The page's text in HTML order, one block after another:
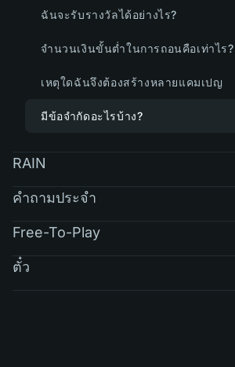
ฉันจะรับรางวัลได้อย่างไร?
จำนวนเงินขั้นต่ำในการถอนคือเท่าไร?
เหตุใดฉันจึงต้องสร้างหลายแคมเปญ
มีข้อจำกัดอะไรบ้าง?
RAIN
คำถามประจำ
Free-To-Play
ตั๋ว